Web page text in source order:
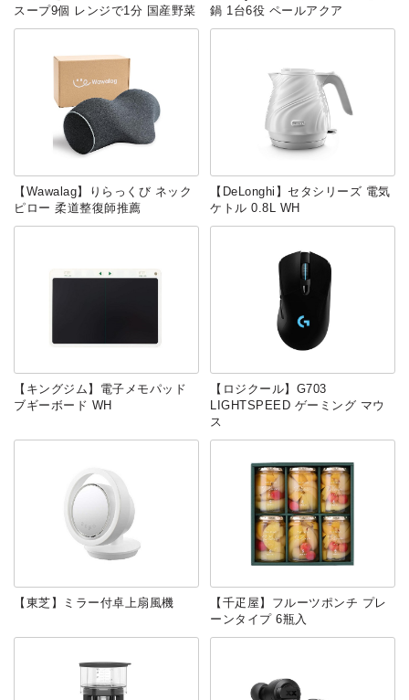
スープ9個 レンジで1分 国産野菜
鍋 1台6役 ペールアクア
【Wawalag】りらっくび ネック
ピロー 柔道整復師推薦
【DeLonghi】セタシリーズ 電気
ケトル 0.8L WH
【キングジム】電子メモパッド
ブギーボード WH
【ロジクール】G703
LIGHTSPEED ゲーミング マウ
ス
【東芝】ミラー付卓上扇風機
【千疋屋】フルーツポンチ プレ
ーンタイプ 6瓶入